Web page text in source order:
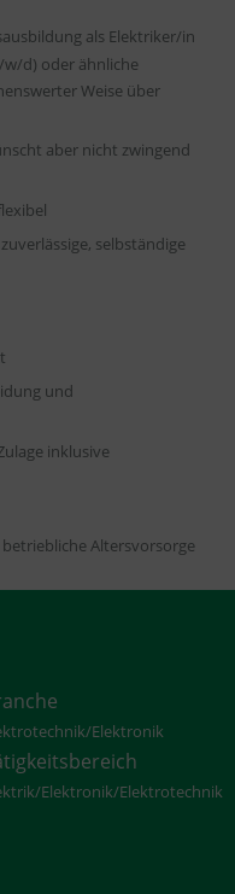
als Elektriker/in
d) oder ähnliche
Weise über
aber nicht zwingend
selbständige
und
inklusive
Altersvorsorge
Elektronik
Elektronik/Elektrotechnik